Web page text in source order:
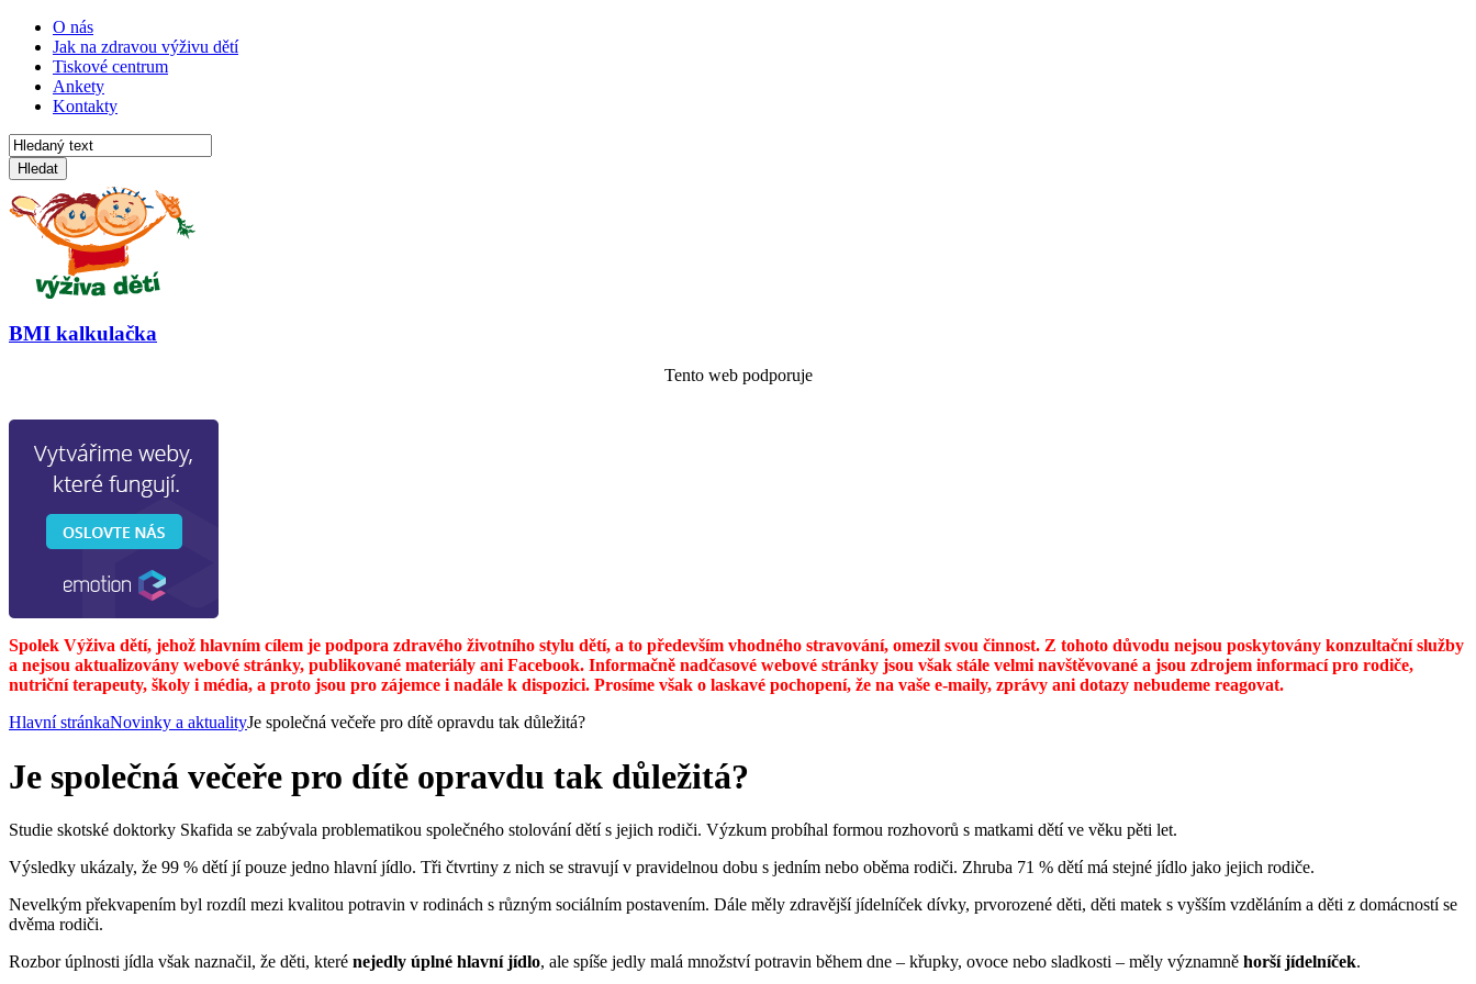
O nás
Jak na zdravou výživu dětí
Tiskové centrum
Ankety
Kontakty
Hledat
BMI kalkulačka
Tento web podporuje
Spolek Výživa dětí, jehož hlavním cílem je podpora zdravého životního stylu dětí, a to především vhodného stravování, omezil svou činnost. Z tohoto důvodu nejsou poskytovány konzultační služby
a nejsou aktualizovány webové stránky, publikované materiály ani Facebook. Informačně nadčasové webové stránky jsou však stále velmi navštěvované a jsou zdrojem informací pro rodiče,
nutriční terapeuty, školy i média, a proto jsou pro zájemce i nadále k dispozici. Prosíme však o laskavé pochopení, že na vaše e-maily, zprávy ani dotazy nebudeme reagovat.
Hlavní stránkaNovinky a aktualityJe společná večeře pro dítě opravdu tak důležitá?
Je společná večeře pro dítě opravdu tak důležitá?
Studie skotské doktorky Skafida se zabývala problematikou společného stolování dětí s jejich rodiči. Výzkum probíhal formou rozhovorů s matkami dětí ve věku pěti let.
Výsledky ukázaly, že 99 % dětí jí pouze jedno hlavní jídlo. Tři čtvrtiny z nich se stravují v pravidelnou dobu s jedním nebo oběma rodiči. Zhruba 71 % dětí má stejné jídlo jako jejich rodiče.
Nevelkým překvapením byl rozdíl mezi kvalitou potravin v rodinách s různým sociálním postavením. Dále měly zdravější jídelníček dívky, prvorozené děti, děti matek s vyšším vzděláním a děti z domácností se
dvěma rodiči.
Rozbor úplnosti jídla však naznačil, že děti, které nejedly úplné hlavní jídlo, ale spíše jedly malá množství potravin během dne – křupky, ovoce nebo sladkosti – měly významně horší jídelníček.